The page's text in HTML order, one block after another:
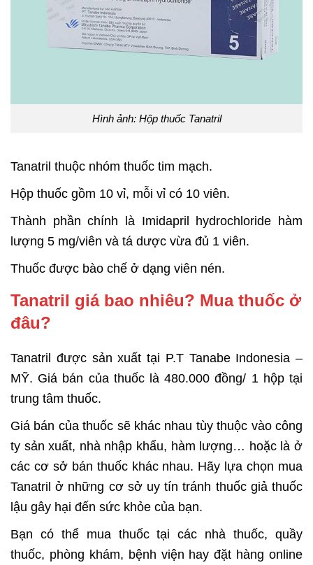
Hình ảnh: Hộp thuốc Tanatril
Tanatril thuộc nhóm thuốc tim mạch.
Hộp thuốc gồm 10 vỉ, mỗi vỉ có 10 viên.
Thành phần chính là Imidapril hydrochloride hàm
lượng 5 mg/viên và tá dược vừa đủ 1 viên.
Thuốc được bào chế ở dạng viên nén.
Tanatril giá bao nhiêu? Mua thuốc ở
đâu?
Tanatril được sản xuất tại P.T Tanabe Indonesia –
MỸ. Giá bán của thuốc là 480.000 đồng/ 1 hộp tại
trung tâm thuốc.
Giá bán của thuốc sẽ khác nhau tùy thuộc vào công
ty sản xuất, nhà nhập khẩu, hàm lượng… hoặc là ở
các cơ sở bán thuốc khác nhau. Hãy lựa chọn mua
Tanatril ở những cơ sở uy tín tránh thuốc giả thuốc
lậu gây hại đến sức khỏe của bạn.
Bạn có thể mua thuốc tại các nhà thuốc, quầy
thuốc, phòng khám, bệnh viện hay đặt hàng online